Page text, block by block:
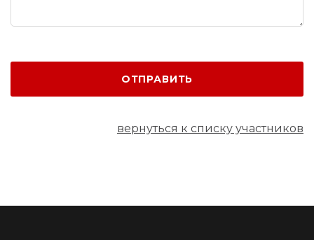
ОТПРАВИТЬ
вернуться к списку участников